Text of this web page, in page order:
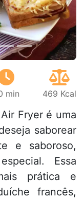
min 469 Kcal
Fryer é uma
saborear
e saboroso,
Essa
prática e
francês,